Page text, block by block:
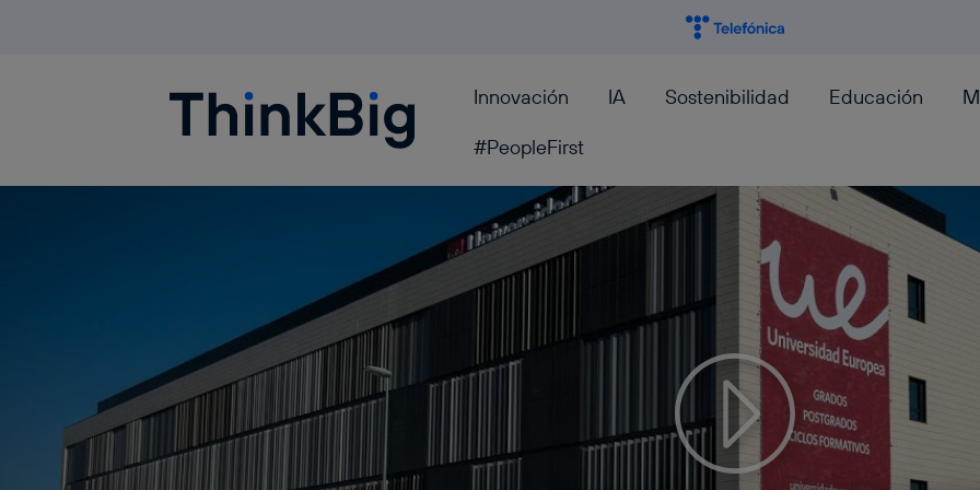
Blogthinkbig.com Innovación IA Sostenibilidad Educación
#PeopleFirst